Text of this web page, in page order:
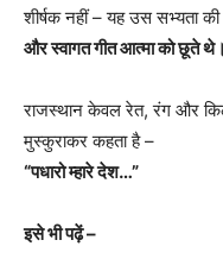
शीर्षक नहीं – यह उस सभ्यता
और स्वागत गीत आत्मा को छूते थे।
राजस्थान केवल रेत, रंग और
मुस्कुराकर कहता है –
“पधारो म्हारे देश…”
इसे भी पढ़ें –